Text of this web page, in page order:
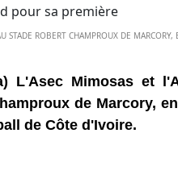
STADE ROBERT CHAMPROUX DE
L'Asec Mimosas et
de Marcory,
de Côte d'Ivoire.